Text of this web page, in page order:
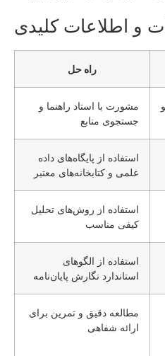
و اطلاعات کلیدی
راه حل
مشورت با استاد راهنما و
جستجوی منابع
استفاده از پایگاه‌های داده
علمی و کتابخانه‌های معتبر
استفاده از روش‌های تحلیل
کیفی مناسب
استفاده از الگوهای
استاندارد نگارش پایان‌نامه
مطالعه دقیق و تمرین برای
ارائه شفاهی